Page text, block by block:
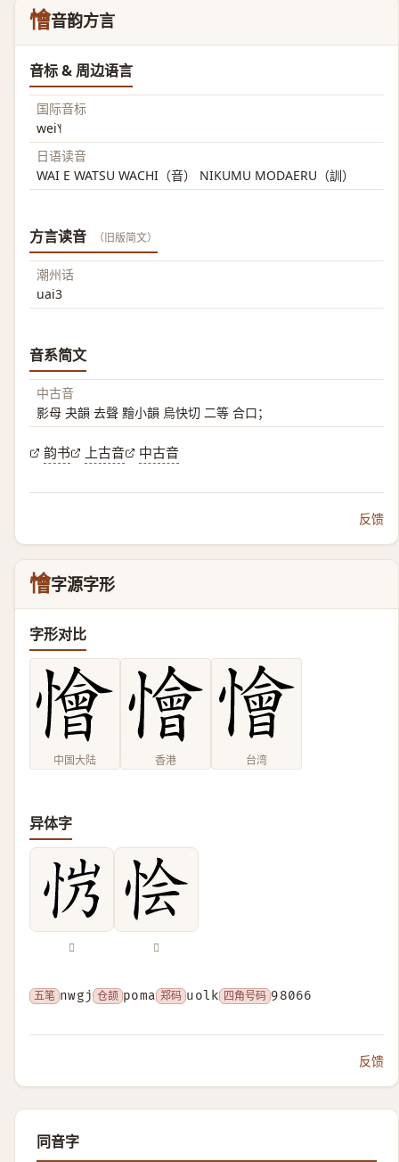
懀音韵方言
音标 & 周边语言
国际音标
wei˥˧
日语读音
WAI E WATSU WACHI（音） NIKUMU MODAERU（訓）
方言读音 （旧版简文）
潮州话
uai3
音系简文
中古音
影母 夬韻 去聲 䵳小韻 烏快切 二等 合口；
韵书 上古音 中古音
反馈
懀字源字形
字形对比
中国大陆 香港 台湾
异体字
𢘏 𢙓
五笔 nwgj 仓颉 poma 郑码 uolk 四角号码 98066
反馈
同音字